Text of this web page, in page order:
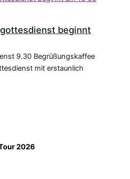
beginnt
9.30 Begrüßungskaffee
mit erstaunlich
2026